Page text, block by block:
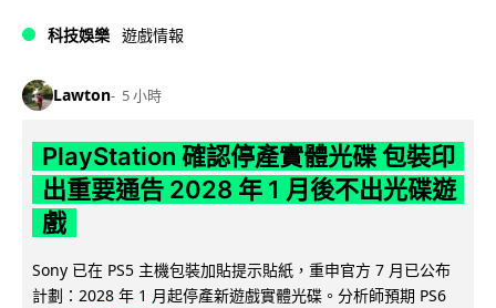
科技娛樂 遊戲情報
Lawton 5 小時
PlayStation 確認停產實體光碟 包裝印
出重要通告 2028 年 1 月後不出光碟遊
戲
Sony 已在 PS5 主機包裝加貼提示貼紙，重申官方 7 月已公布
計劃：2028 年 1 月起停產新遊戲實體光碟。分析師預期 PS6